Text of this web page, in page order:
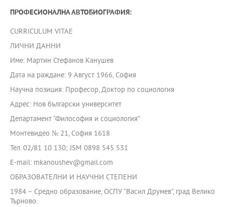
ПРОФЕСИОНАЛНА АВТОБИОГРАФИЯ:
CURRICULUM VITAE
ЛИЧНИ ДАННИ
Име: Мартин Стефанов Канушев
Дата на раждане: 9 Август 1966, София
Научна позиция: Професор, Доктор по социология
Адрес: Нов български университет
Департамент “Философия и социология”
Монтевидео № 21, София 1618
Тел. 02/81 10 130; JSM 0898 545 531
E-mail: mkanoushev@gmail.com
ОБРАЗОВАТЕЛНИ И НАУЧНИ СТЕПЕНИ
1984 – Средно образование, ОСПУ “Васил Друмев”, град Велико
Търново.